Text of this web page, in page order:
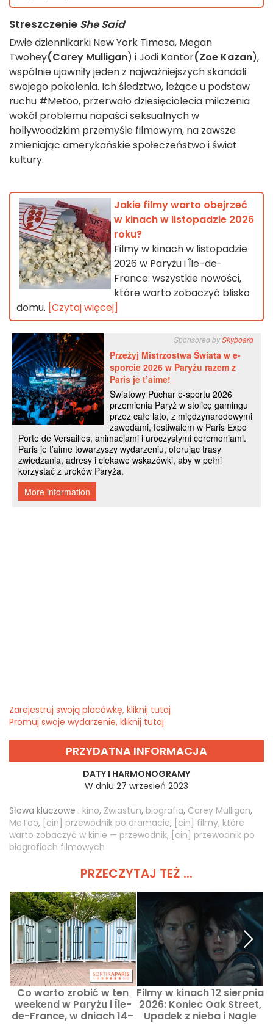
Streszczenie She Said
Dwie dziennikarki New York Timesa, Megan
Twohey(Carey Mulligan) i Jodi Kantor(Zoe Kazan),
wspólnie ujawniły jeden z najważniejszych skandali
swojego pokolenia. Ich śledztwo, leżące u podstaw
ruchu #Metoo, przerwało dziesięciolecia milczenia
wokół problemu napaści seksualnych w
hollywoodzkim przemyśle filmowym, na zawsze
zmieniając amerykańskie społeczeństwo i świat
kultury.
Jakie filmy warto obejrzeć
w kinach w listopadzie 2026
roku?
Filmy w kinach w listopadzie
2026 w Paryżu i Île-de-
France: wszystkie nowości,
które warto zobaczyć blisko
domu. [Czytaj więcej]
Zarejestruj swoją placówkę, kliknij tutaj
Promuj swoje wydarzenie, kliknij tutaj
PRZYDATNA INFORMACJA
DATY I HARMONOGRAMY
W dniu 27 wrzesień 2023
Słowa kluczowe : kino, Zwiastun, biografia, Carey Mulligan,
MeToo, [cin] przewodnik po dramacie, [cin] filmy, które
warto zobaczyć w kinie — przewodnik, [cin] przewodnik po
biografiach filmowych
PRZECZYTAJ TEŻ ...
Co warto zrobić w ten
weekend w Paryżu i Île-
de-France, w dniach 14–
Filmy w kinach 12 sierpnia
2026: Koniec Oak Street,
Upadek z nieba i Nagle